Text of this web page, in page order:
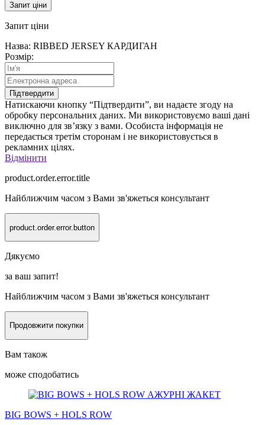
Запит ціни
Запит ціни
Назва: RIBBED JERSEY КАРДИГАН
Розмір:
Підтвердити
Натискаючи кнопку “Підтвердити”, ви надаєте згоду на
обробку персональних даних. Ми використовуємо ваші дані
виключно для зв’язку з вами. Особиста інформація не
передається третім сторонам і не використовується в
рекламних цілях.
Відмінити
product.order.error.title
Найближчим часом з Вами зв'яжеться консультант
product.order.error.button
Дякуємо
за ваш запит!
Найближчим часом з Вами зв'яжеться консультант
Продовжити покупки
Вам також
може сподобатись
BIG BOWS + HOLS ROW